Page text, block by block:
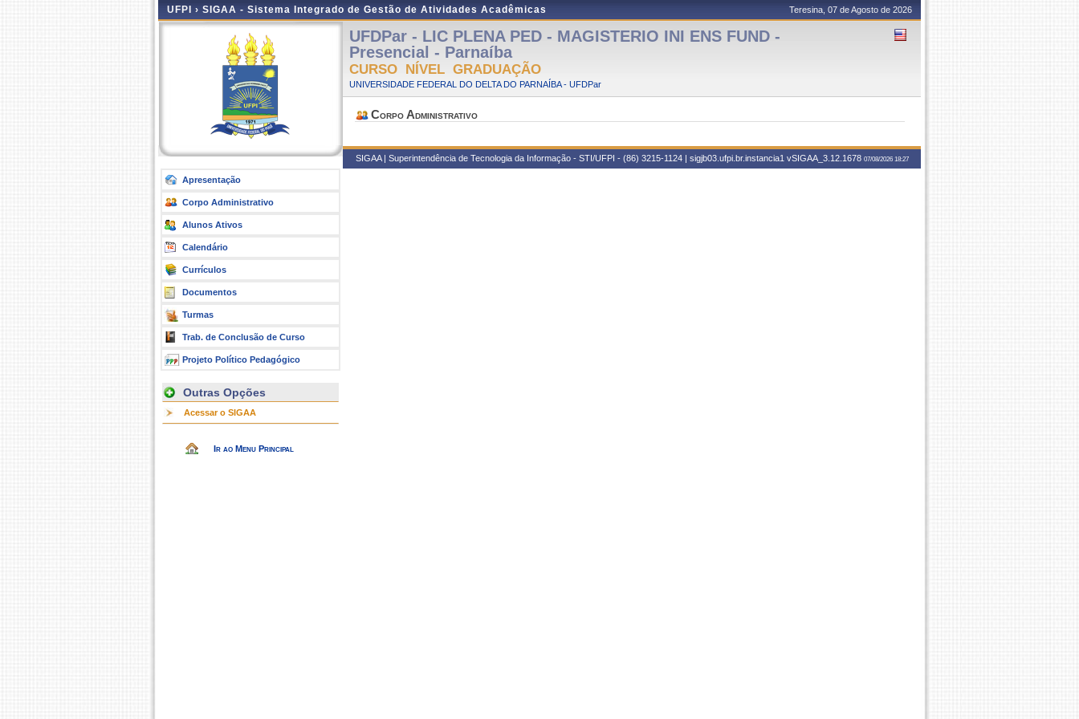
UFPI › SIGAA - Sistema Integrado de Gestão de Atividades Acadêmicas Teresina, 07 de Agosto de 2026
Apresentação
Corpo Administrativo
Alunos Ativos
Calendário
Currículos
Documentos
Turmas
Trab. de Conclusão de Curso
Projeto Político Pedagógico
Outras Opções
Acessar o SIGAA
Ir ao Menu Principal
UFDPar - LIC PLENA PED - MAGISTERIO INI ENS FUND -
Presencial - Parnaíba
CURSO NÍVEL GRADUAÇÃO
UNIVERSIDADE FEDERAL DO DELTA DO PARNAÍBA - UFDPar
Corpo Administrativo
SIGAA | Superintendência de Tecnologia da Informação - STI/UFPI - (86) 3215-1124 | sigjb03.ufpi.br.instancia1 vSIGAA_3.12.1678 07/08/2026 18:27